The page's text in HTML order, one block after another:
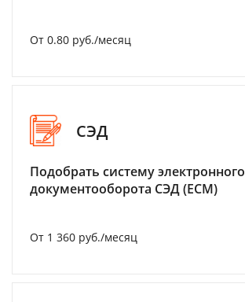
От 0.80 руб./месяц
СЭД
Подобрать систему электронного
документооборота СЭД (ECM)
От 1 360 руб./месяц